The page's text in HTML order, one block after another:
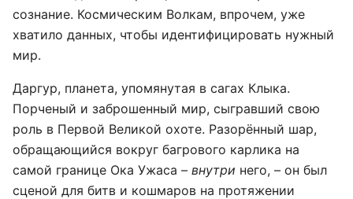
сознание. Космическим Волкам, впрочем, уже
хватило данных, чтобы идентифицировать нужный
мир.
Даргур, планета, упомянутая в сагах Клыка.
Порченый и заброшенный мир, сыгравший свою
роль в Первой Великой охоте. Разорённый шар,
обращающийся вокруг багрового карлика на
самой границе Ока Ужаса – внутри него, – он был
сценой для битв и кошмаров на протяжении